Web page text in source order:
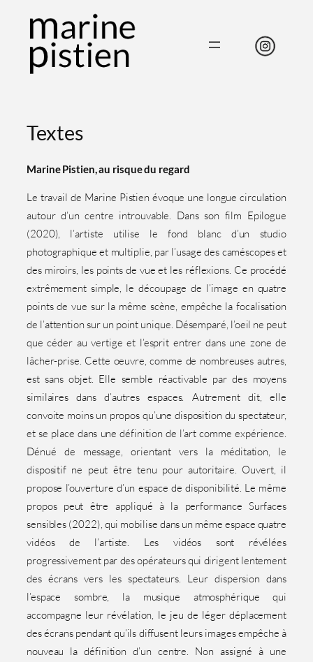
contenu
Textes
Marine Pistien, au risque du regard
Le travail de Marine Pistien évoque une longue circulation
autour d’un centre introuvable. Dans son film Epilogue
(2020), l’artiste utilise le fond blanc d’un studio
photographique et multiplie, par l’usage des caméscopes et
des miroirs, les points de vue et les réflexions. Ce procédé
extrêmement simple, le découpage de l’image en quatre
points de vue sur la même scène, empêche la focalisation
de l’attention sur un point unique. Désemparé, l’oeil ne peut
que céder au vertige et l’esprit entrer dans une zone de
lâcher-prise. Cette oeuvre, comme de nombreuses autres,
est sans objet. Elle semble réactivable par des moyens
similaires dans d’autres espaces. Autrement dit, elle
convoite moins un propos qu’une disposition du spectateur,
et se place dans une définition de l’art comme expérience.
Dénué de message, orientant vers la méditation, le
dispositif ne peut être tenu pour autoritaire. Ouvert, il
propose l’ouverture d’un espace de disponibilité. Le même
propos peut être appliqué à la performance Surfaces
sensibles (2022), qui mobilise dans un même espace quatre
vidéos de l’artiste. Les vidéos sont révélées
progressivement par des opérateurs qui dirigent lentement
des écrans vers les spectateurs. Leur dispersion dans
l’espace sombre, la musique atmosphérique qui
accompagne leur révélation, le jeu de léger déplacement
des écrans pendant qu’ils diffusent leurs images empêche à
nouveau la définition d’un centre. Non assigné à une